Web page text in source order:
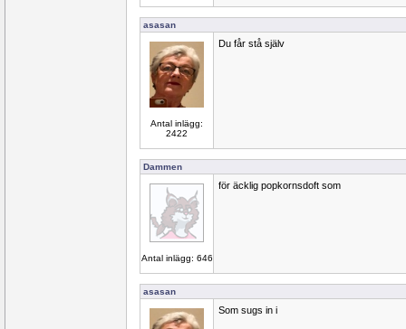
asasan
Antal inlägg:
2422
Du får stå själv
Dammen
Antal inlägg: 646
för äcklig popkornsdoft som
asasan
Som sugs in i